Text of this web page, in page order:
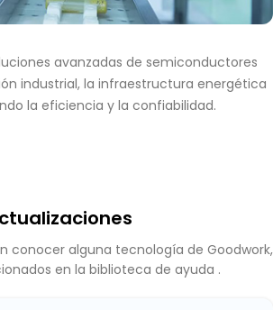
avanzadas de semiconductores
industrial, la infraestructura energética
la eficiencia y la confiabilidad.
conocer alguna tecnología de Goodwork,
en la biblioteca de ayuda .